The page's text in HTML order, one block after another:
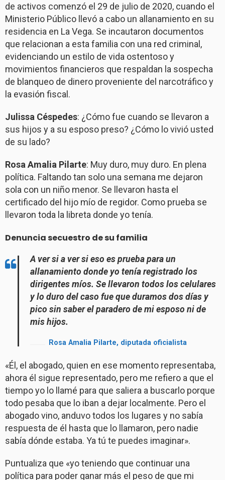
de activos comenzó el 29 de julio de 2020, cuando el
Ministerio Público llevó a cabo un allanamiento en su
residencia en La Vega. Se incautaron documentos
que relacionan a esta familia con una red criminal,
evidenciando un estilo de vida ostentoso y
movimientos financieros que respaldan la sospecha
de blanqueo de dinero proveniente del narcotráfico y
la evasión fiscal.
Julissa Céspedes: ¿Cómo fue cuando se llevaron a
sus hijos y a su esposo preso? ¿Cómo lo vivió usted
de su lado?
Rosa Amalia Pilarte: Muy duro, muy duro. En plena
política. Faltando tan solo una semana me dejaron
sola con un niño menor. Se llevaron hasta el
certificado del hijo mío de regidor. Como prueba se
llevaron toda la libreta donde yo tenía.
Denuncia secuestro de su familia
A ver si a ver si eso es prueba para un
allanamiento donde yo tenía registrado los
dirigentes míos. Se llevaron todos los celulares
y lo duro del caso fue que duramos dos días y
pico sin saber el paradero de mi esposo ni de
mis hijos.
Rosa Amalia Pilarte, diputada oficialista
«Él, el abogado, quien en ese momento representaba,
ahora él sigue representado, pero me refiero a que el
tiempo yo lo llamé para que saliera a buscarlo porque
todo pesaba que lo iban a dejar localmente. Pero el
abogado vino, anduvo todos los lugares y no sabía
respuesta de él hasta que lo llamaron, pero nadie
sabía dónde estaba. Ya tú te puedes imaginar».
Puntualiza que «yo teniendo que continuar una
política para poder ganar más el peso de que mi